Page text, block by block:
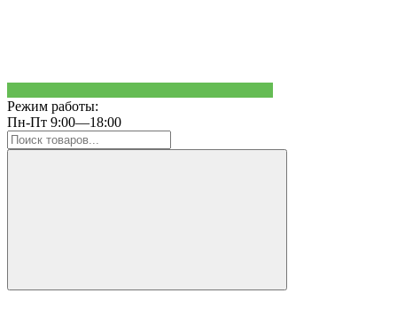
Режим работы:
Пн-Пт 9:00—18:00